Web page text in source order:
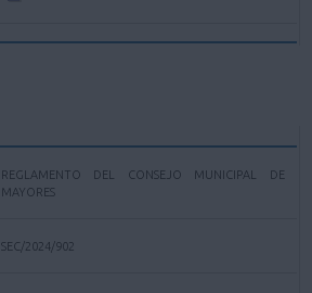
REGLAMENTO DEL CONSEJO MUNICIPAL DE
MAYORES
SEC/2024/902